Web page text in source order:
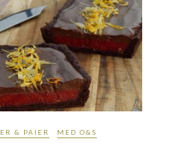
& PAIER MED O&S